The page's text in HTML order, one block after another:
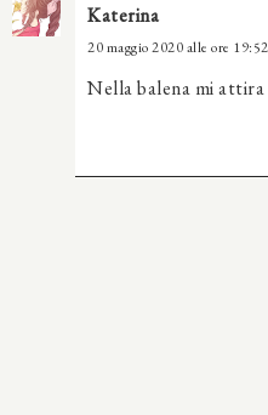
Katerina
20 maggio 2020 alle ore 19:52
Nella balena mi